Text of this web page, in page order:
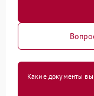
Какие документы вы